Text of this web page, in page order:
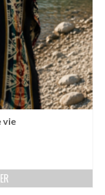
vie